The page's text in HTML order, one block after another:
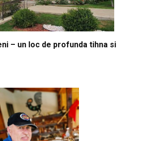
– un loc de profunda tihna si